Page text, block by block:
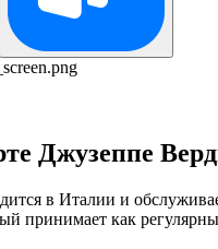
Джузеппе
в Италии и
принимает как